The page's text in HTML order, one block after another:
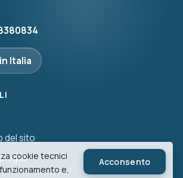
Italia
del sito
legali
cookie tecnici
e,
Acconsento